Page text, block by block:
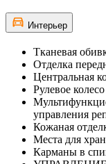
Интерьер
Тканевая
Отделка
Центральная
Рулевое
управления
Кожаная
Места для
Карманы в